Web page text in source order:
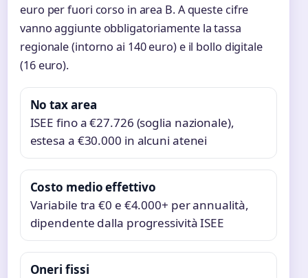
euro per fuori corso in area B. A queste cifre
vanno aggiunte obbligatoriamente la tassa
regionale (intorno ai 140 euro) e il bollo digitale
(16 euro).
No tax area
ISEE fino a €27.726 (soglia nazionale),
estesa a €30.000 in alcuni atenei
Costo medio effettivo
Variabile tra €0 e €4.000+ per annualità,
dipendente dalla progressività ISEE
Oneri fissi